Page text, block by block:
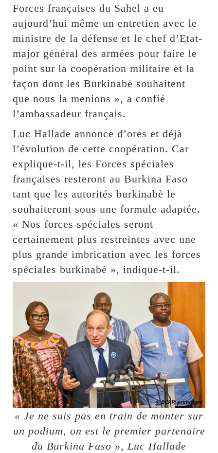
Forces françaises du Sahel a eu
aujourd’hui même un entretien avec le
ministre de la défense et le chef d’Etat-
major général des armées pour faire le
point sur la coopération militaire et la
façon dont les Burkinabè souhaitent
que nous la menions », a confié
l’ambassadeur français.
Luc Hallade annonce d’ores et déjà
l’évolution de cette coopération. Car
explique-t-il, les Forces spéciales
françaises resteront au Burkina Faso
tant que les autorités burkinabè le
souhaiteront sous une formule adaptée.
« Nos forces spéciales seront
certainement plus restreintes avec une
plus grande imbrication avec les forces
spéciales burkinabè », indique-t-il.
« Je ne suis pas en train de monter sur
un podium, on est le premier partenaire
du Burkina Faso », Luc Hallade